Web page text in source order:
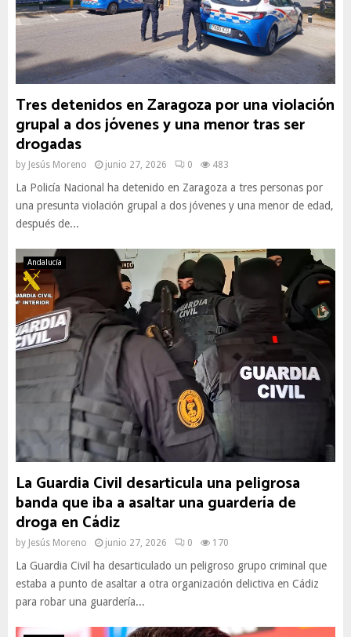
Tres detenidos en Zaragoza por una violación
grupal a dos jóvenes y una menor tras ser
drogadas
by Jesús Moreno junio 27, 2026 0 483
La Policía Nacional ha detenido en Zaragoza a tres personas por
una presunta violación grupal a dos jóvenes y una menor de edad,
después de...
Andalucía
La Guardia Civil desarticula una peligrosa
banda que iba a asaltar una guardería de
droga en Cádiz
by Jesús Moreno junio 27, 2026 0 170
La Guardia Civil ha desarticulado un peligroso grupo criminal que
estaba a punto de asaltar a otra organización delictiva en Cádiz
para robar una guardería...